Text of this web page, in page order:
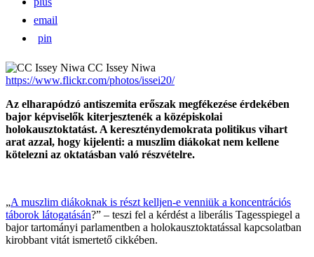
email
pin
CC Issey Niwa
https://www.flickr.com/photos/issei20/
Az elharapódzó antiszemita erőszak megfékezése érdekében
bajor képviselők kiterjesztenék a középiskolai
holokausztoktatást. A kereszténydemokrata politikus vihart
arat azzal, hogy kijelenti: a muszlim diákokat nem kellene
kötelezni az oktatásban való részvételre.
„A muszlim diákoknak is részt kelljen-e venniük a koncentrációs
táborok látogatásán?” – teszi fel a kérdést a liberális Tagesspiegel a
bajor tartományi parlamentben a holokausztoktatással kapcsolatban
kirobbant vitát ismertető cikkében.